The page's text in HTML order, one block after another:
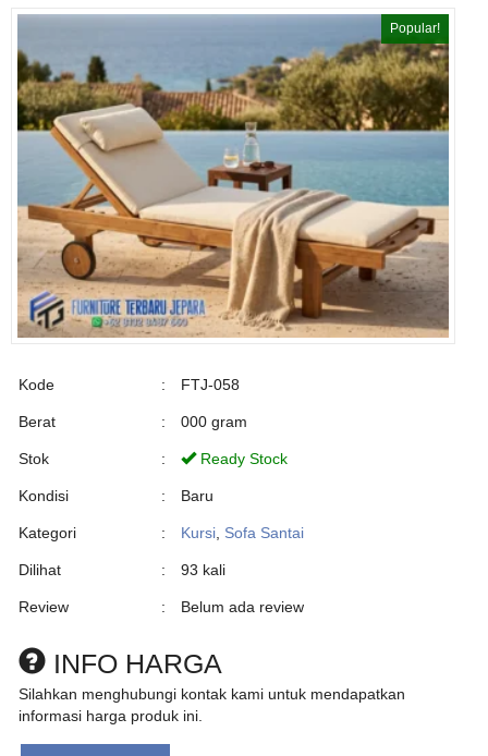
Popular!
Kode : FTJ-058
Berat : 000 gram
Stok : Ready Stock
Kondisi : Baru
Kategori : Kursi Sofa Santai
Dilihat : 93 kali
Review : Belum ada review
INFO HARGA
Silahkan menghubungi kontak kami untuk mendapatkan
informasi harga produk ini.